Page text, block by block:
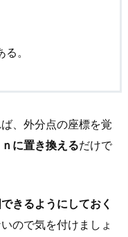
。
、外分点の座標を覚
に置き換えるだけで
きるようにしておく
ので気を付けましょ